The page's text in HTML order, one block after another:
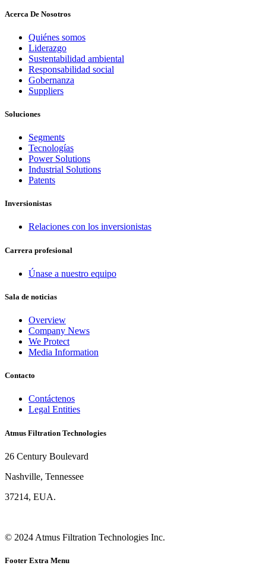
Acerca De Nosotros
Quiénes somos
Liderazgo
Sustentabilidad ambiental
Responsabilidad social
Gobernanza
Suppliers
Soluciones
Segments
Tecnologías
Power Solutions
Industrial Solutions
Patents
Inversionistas
Relaciones con los inversionistas
Carrera profesional
Únase a nuestro equipo
Sala de noticias
Overview
Company News
We Protect
Media Information
Contacto
Contáctenos
Legal Entities
Atmus Filtration Technologies
26 Century Boulevard
Nashville, Tennessee
37214, EUA.
© 2024 Atmus Filtration Technologies Inc.
Footer Extra Menu